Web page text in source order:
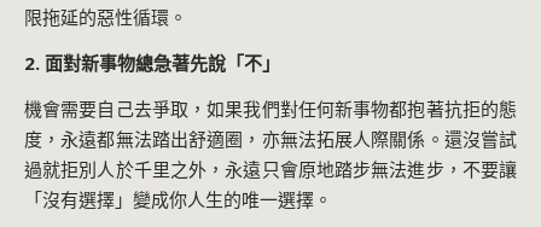
限拖延的惡性循環。
2. 面對新事物總急著先說「不」
機會需要自己去爭取，如果我們對任何新事物都抱著抗拒的態
度，永遠都無法踏出舒適圈，亦無法拓展人際關係。還沒嘗試
過就拒別人於千里之外，永遠只會原地踏步無法進步，不要讓
「沒有選擇」變成你人生的唯一選擇。